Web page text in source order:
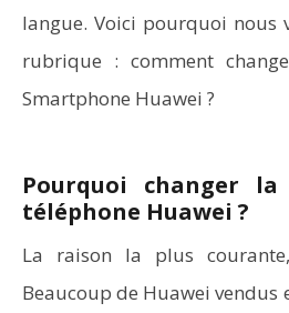
langue. Voici pourquoi nous
rubrique : comment
Smartphone Huawei ?
Pourquoi changer
téléphone Huawei ?
La raison la plus courante,
Beaucoup de Huawei vendus